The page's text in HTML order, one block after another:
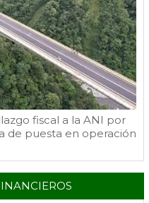
fiscal a la ANI por
de puesta en operación